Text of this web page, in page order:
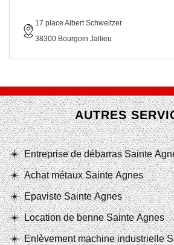
17 place Albert Schweitzer
38300 Bourgoin Jallieu
AUTRES
Entreprise de débarras Sainte
Achat métaux Sainte Agnes
Epaviste Sainte Agnes
Location de benne Sainte Agnes
Enlèvement machine industrielle